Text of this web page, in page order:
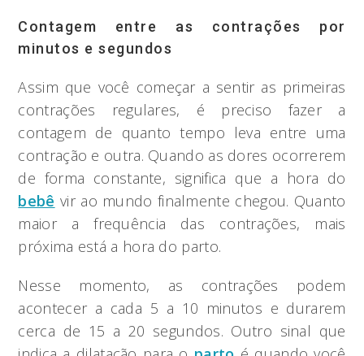
Contagem entre as contrações por
minutos e segundos
Assim que você começar a sentir as primeiras
contrações regulares, é preciso fazer a
contagem de quanto tempo leva entre uma
contração e outra. Quando as dores ocorrerem
de forma constante, significa que a hora do
bebê vir ao mundo finalmente chegou. Quanto
maior a frequência das contrações, mais
próxima está a hora do parto.
Nesse momento, as contrações podem
acontecer a cada 5 a 10 minutos e durarem
cerca de 15 a 20 segundos. Outro sinal que